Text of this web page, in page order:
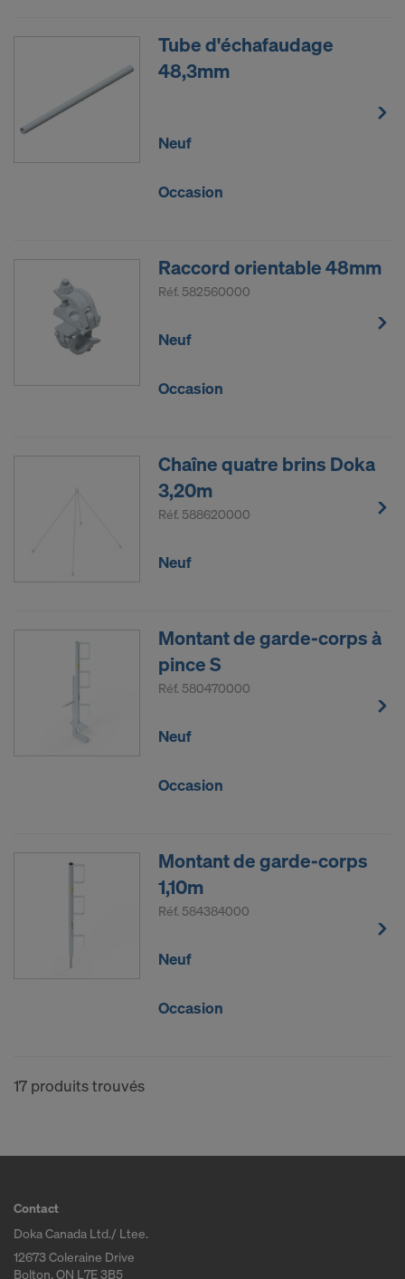
Tube d'échafaudage
48,3mm
Neuf
Occasion
Raccord orientable 48mm
Réf. 582560000
Neuf
Occasion
Chaîne quatre brins Doka
3,20m
Réf. 588620000
Neuf
Montant de garde-corps à
pince S
Réf. 580470000
Neuf
Occasion
Montant de garde-corps
1,10m
Réf. 584384000
Neuf
Occasion
17 produits trouvés
Contact
Doka Canada Ltd./ Ltee.
12673 Coleraine Drive
Bolton, ON L7E 3B5